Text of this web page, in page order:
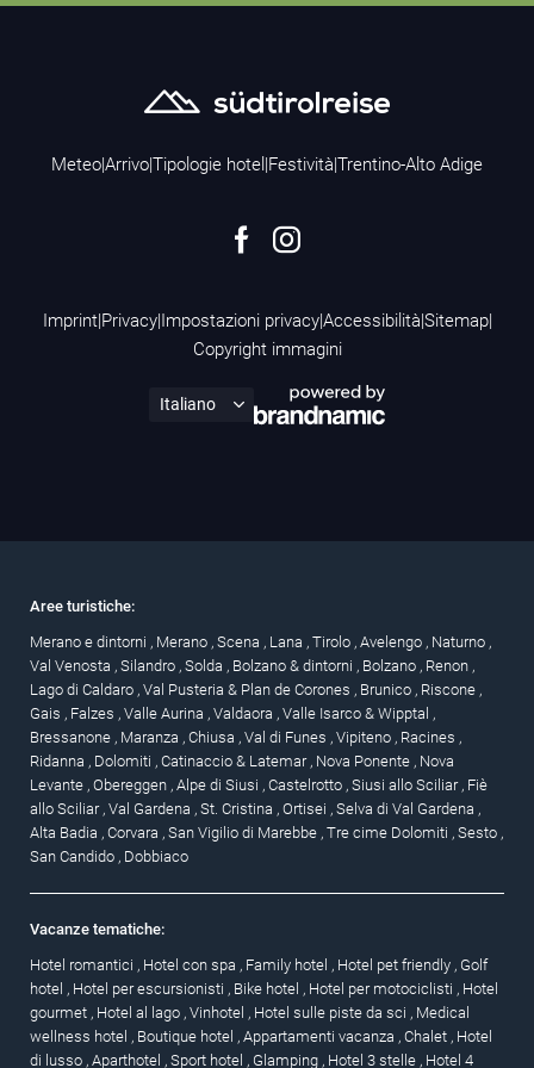
Meteo|Arrivo|Tipologie hotel |Festività|Trentino-Alto Adige
Imprint|Privacy|Impostazioni privacy|Accessibilità|Sitemap|
Copyright immagini
Aree turistiche:
Merano e dintorni , Merano , Scena , Lana , Tirolo , Avelengo , Naturno ,
Val Venosta , Silandro , Solda , Bolzano & dintorni , Bolzano , Renon ,
Lago di Caldaro , Val Pusteria & Plan de Corones , Brunico , Riscone ,
Gais , Falzes , Valle Aurina , Valdaora , Valle Isarco & Wipptal ,
Bressanone , Maranza , Chiusa , Val di Funes , Vipiteno , Racines ,
Ridanna , Dolomiti , Catinaccio & Latemar , Nova Ponente , Nova
Levante , Obereggen , Alpe di Siusi , Castelrotto , Siusi allo Sciliar , Fiè
allo Sciliar , Val Gardena , St. Cristina , Ortisei , Selva di Val Gardena ,
Alta Badia , Corvara , San Vigilio di Marebbe , Tre cime Dolomiti , Sesto ,
San Candido , Dobbiaco
Vacanze tematiche:
Hotel romantici , Hotel con spa , Family hotel , Hotel pet friendly , Golf
hotel , Hotel per escursionisti , Bike hotel , Hotel per motociclisti , Hotel
gourmet , Hotel al lago , Vinhotel , Hotel sulle piste da sci , Medical
wellness hotel , Boutique hotel , Appartamenti vacanza , Chalet , Hotel
di lusso , Aparthotel , Sport hotel , Glamping , Hotel 3 stelle , Hotel 4